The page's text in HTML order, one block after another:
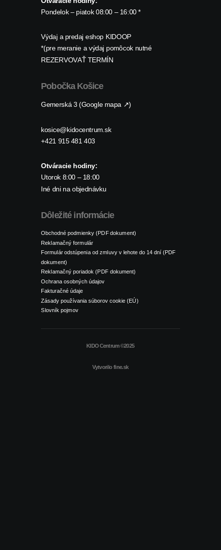
Pondelok – piatok 08:00 – 16:00 *
Výdaj a predaj eshop KIDOOP
*(pre meranie a výdaj pomôcok nutné
REZERVOVAŤ TERMÍN
Pobočka Košice
Gemerská 3 (Google mapa ↗)
kosice@kidocentrum.sk
+421 915 481 403
Otváracie hodiny:
Utorok 8:00 – 18:00
Iné dni na objednávku
Dôležité informácie
Obchodné podmienky (PDF dokument)
Reklamačný formulár
Formulár odstúpenia od zmluvy v lehote do 14 dní (PDF
dokument)
Reklamačný poriadok (PDF dokument)
Ochrana osobných údajov
Fakturačné údaje
Zásady používania súborov cookie (EÚ)
Slovník pojmov
KIDO Centrum ©2025
Vytvorilo fine.sk